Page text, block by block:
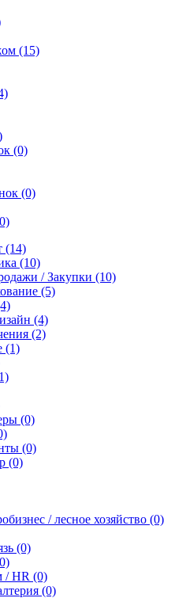
(15)
(0)
(0)
(14)
(10)
/ Закупки (10)
(5)
(4)
(2)
(1)
(0)
(0)
(0)
/ лесное хозяйство (0)
(0)
/ HR (0)
(0)